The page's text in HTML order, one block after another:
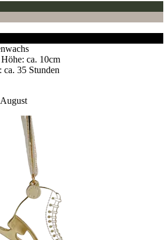
ca. 10cm
ca. 35 Stunden